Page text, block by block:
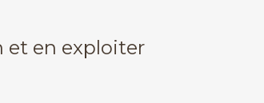
et en exploiter